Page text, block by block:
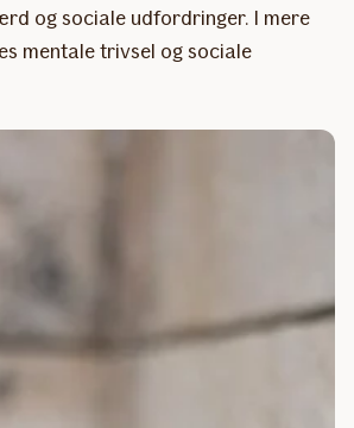
og sociale udfordringer. I mere
mentale trivsel og sociale